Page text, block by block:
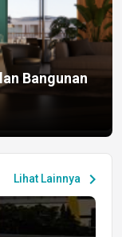
Bangunan
Lihat Lainnya chevron_right